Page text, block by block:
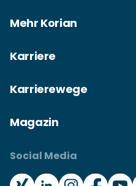
Mehr Korian
Karriere
Karrierewege
Magazin
Social Media